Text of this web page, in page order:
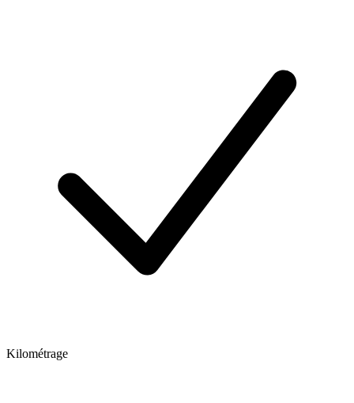
Kilométrage